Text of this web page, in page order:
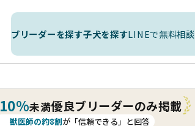
ブリーダーを探す子犬を探すLINEで無料相談
10%未満優良ブリーダーのみ掲載
獣医師の約8割が「信頼できる」と回答